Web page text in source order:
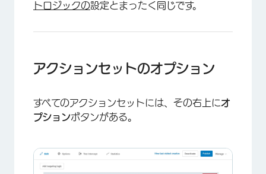
トロジックの設定とまったく同じです。
アクションセットのオプション
すべてのアクションセットには、その右上にオ
プションボタンがある。